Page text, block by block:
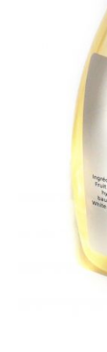
My custom
Panier/Cart